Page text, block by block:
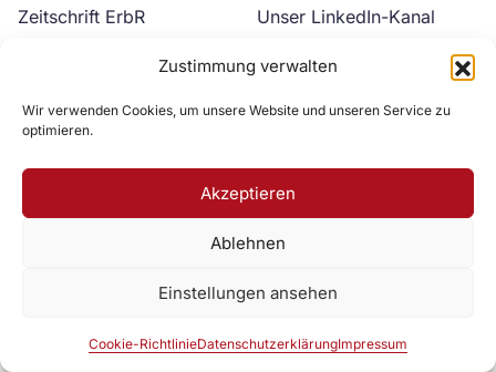
Zustimmung verwalten
Wir verwenden Cookies, um unsere Website und unseren Service zu
optimieren.
Akzeptieren
Ablehnen
Einstellungen ansehen
Cookie-RichtlinieDatenschutzerklärungImpressum
Zeitschrift ErbR
Unser LinkedIn-Kanal
Unser YouTube-Kanal
Zur DAV Webseite